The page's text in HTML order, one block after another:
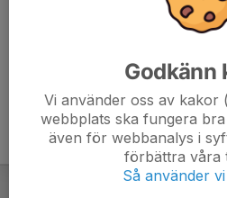
Godkänn
Vi använder oss av kakor
webbplats ska fungera
även för webbanalys i
förbättra våra
Så använder